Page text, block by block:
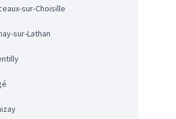
sur-Choisille
sur-Lathan